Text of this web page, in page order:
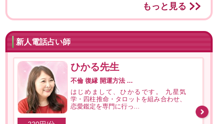
もっと見る
新人電話占い師
ひかる先生
不倫 復縁 開運方法 ...
はじめまして、ひかるです。 九星気
学・四柱推命・タロットを組み合わせ、
恋愛鑑定を専門に行っ...